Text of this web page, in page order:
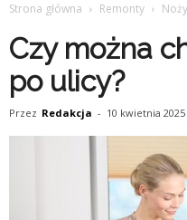
Strona główna Remonty
Czy można
po ulicy?
Przez Redakcja - 10 kwietnia 2025